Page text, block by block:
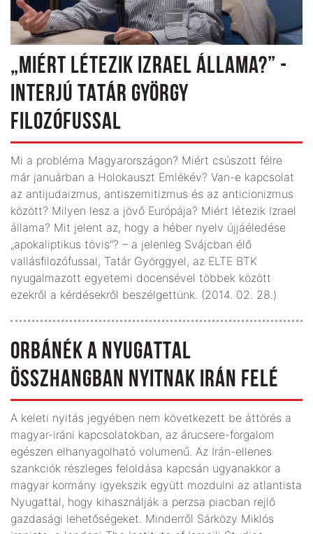
„MIÉRT LÉTEZIK IZRAEL ÁLLAMA?” -
INTERJÚ TATÁR GYÖRGY
FILOZÓFUSSAL
Mi a probléma Magyarországon? Miért csúszott félre
már januárban a Holokauszt Emlékév? Van-e kapcsolat
az antijudaizmus, antiszemitizmus és az anticionizmus
között? Milyen lesz a jövő Európája? Miért létezik Izrael
állama? Mit jelent az, hogy a héber nyelv újjáéledése
„apokaliptikus tövis”? – a jelenleg Svájcban élő
vallásfilozófussal, Tatár Györggyel, az ELTE BTK
nyugalmazott egyetemi docensével többek között
ezekről a kérdésekről beszélgettünk. (2014. 02. 28.)
ORBÁNÉK A NYUGATTAL
ÖSSZHANGBAN NYITNAK IRÁN FELÉ
A keleti nyitás jegyében nem következett be áttörés a
magyar-iráni kapcsolatokban, az árucsere-forgalom
egészen elhanyagolható volumenű. Az Irán-ellenes
szankciók részleges feloldása kapcsán ugyanakkor a
magyar kormány igyekszik együtt mozdulni az atlantista
Nyugattal, hogy kihasználják a perzsa piacban rejlő
gazdasági lehetőségeket. Minderről Sárközy Miklós